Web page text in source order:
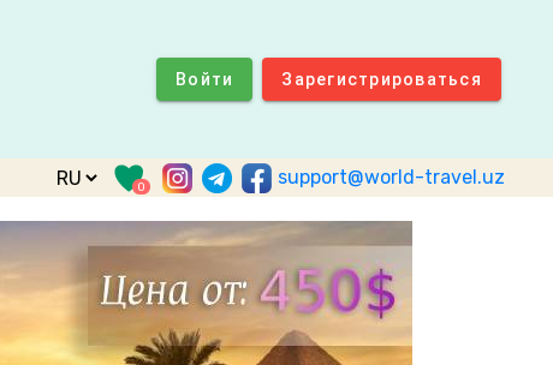
Войти Зарегистрироваться
0 support@world-travel.uz